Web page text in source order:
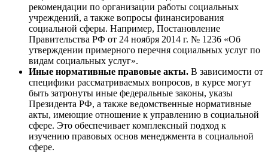
рекомендации по организации работы социальных
учреждений, а также вопросы финансирования
социальной сферы. Например, Постановление
Правительства РФ от 24 ноября 2014 г. № 1236 «Об
утверждении примерного перечня социальных услуг по
видам социальных услуг».
Иные нормативные правовые акты. В зависимости от
специфики рассматриваемых вопросов, в курсе могут
быть затронуты иные федеральные законы, указы
Президента РФ, а также ведомственные нормативные
акты, имеющие отношение к управлению в социальной
сфере. Это обеспечивает комплексный подход к
изучению правовых основ менеджмента в социальной
сфере.